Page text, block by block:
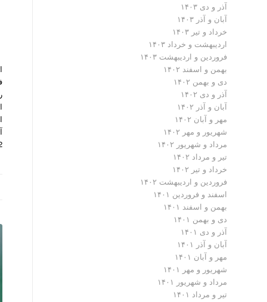
2 نیو ادیشن
آذر و دی ۱۴۰۳
آبان و آذر ۱۴۰۳
خرداد و تیر ۱۴۰۳
اردیبهشت و خرداد ۱۴۰۳
فروردین و اردیبهشت ۱۴۰۳
بهمن و اسفند ۱۴۰۲
دی و بهمن ۱۴۰۲
آذر و دی ۱۴۰۲
آبان و آذر ۱۴۰۲
مهر و آبان ۱۴۰۲
شهریور و مهر ۱۴۰۲
مرداد و شهریور ۱۴۰۲
تیر و مرداد ۱۴۰۲
خرداد و تیر ۱۴۰۲
فروردین و اردیبهشت ۱۴۰۲
اسفند و فروردین ۱۴۰۱
بهمن و اسفند ۱۴۰۱
دی و بهمن ۱۴۰۱
آذر و دی ۱۴۰۱
آبان و آذر ۱۴۰۱
مهر و آبان ۱۴۰۱
شهریور و مهر ۱۴۰۱
مرداد و شهریور ۱۴۰۱
تیر و مرداد ۱۴۰۱